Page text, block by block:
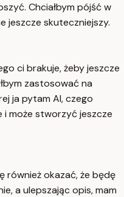
Chciałbym pójść w
jeszcze skuteczniejszy.
ci brakuje, żeby jeszcze
zastosować na
ja pytam AI, czego
i może stworzyć jeszcze
również okazać, że będę
a ulepszając opis, mam